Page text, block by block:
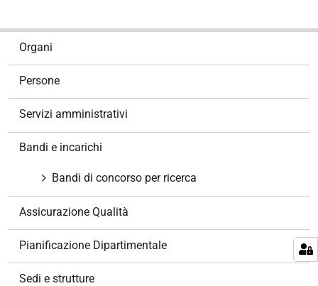
n
Organi
Persone
Servizi amministrativi
Bandi e incarichi
Bandi di concorso per ricerca
Assicurazione Qualità
Pianificazione Dipartimentale
Sedi e strutture